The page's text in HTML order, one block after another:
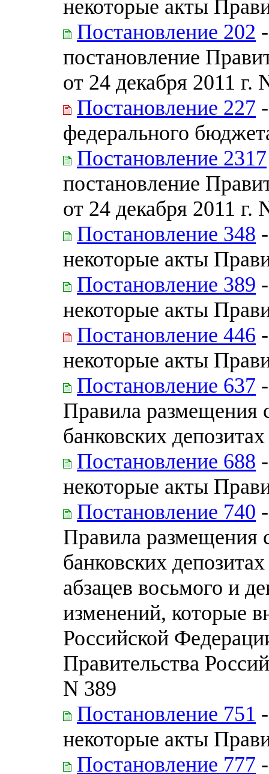
некоторые акты
Постановление 202
постановление
от 24 декабря 2011 г.
Постановление 227
федерального
Постановление 2317
постановление
от 24 декабря 2011 г.
Постановление 348
некоторые акты
Постановление 389
некоторые акты
Постановление 446
некоторые акты
Постановление 637
Правила размещения
банковских депозитах
Постановление 688
некоторые акты
Постановление 740
Правила размещения
банковских
абзацев восьмого и
изменений, которые
Российской
Правительства
N 389
Постановление 751
некоторые акты
Постановление 777